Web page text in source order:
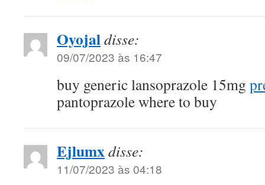
Oyojaldisse:
09/07/2023 às 16:47
buy generic lansoprazole 15mg
pantoprazole where to buy
Ejlumxdisse:
11/07/2023 às 04:18